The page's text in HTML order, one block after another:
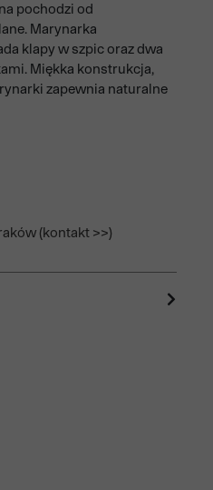
pochodzi od
Marynarka
klapy w szpic oraz dwa
Miękka konstrukcja,
zapewnia naturalne
(kontakt >>)